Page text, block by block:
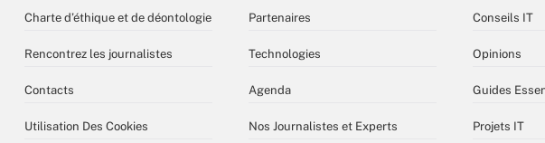
Charte d’éthique et de déontologie
Rencontrez les journalistes
Contacts
Utilisation Des Cookies
Partenaires
Technologies
Agenda
Nos Journalistes et Experts
Conseils IT
Opinions
Guides
Projets IT